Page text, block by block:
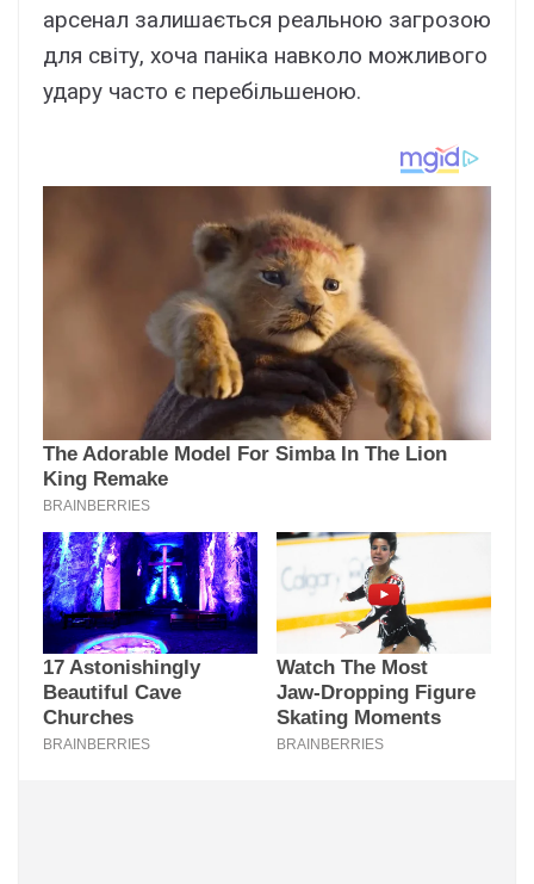
арсенал залишається реальною загрозою
для світу, хоча паніка навколо можливого
удару часто є перебільшеною.